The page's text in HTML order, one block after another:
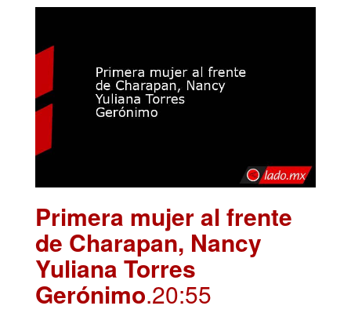
Primera mujer al frente
de Charapan, Nancy
Yuliana Torres
Gerónimo.20:55